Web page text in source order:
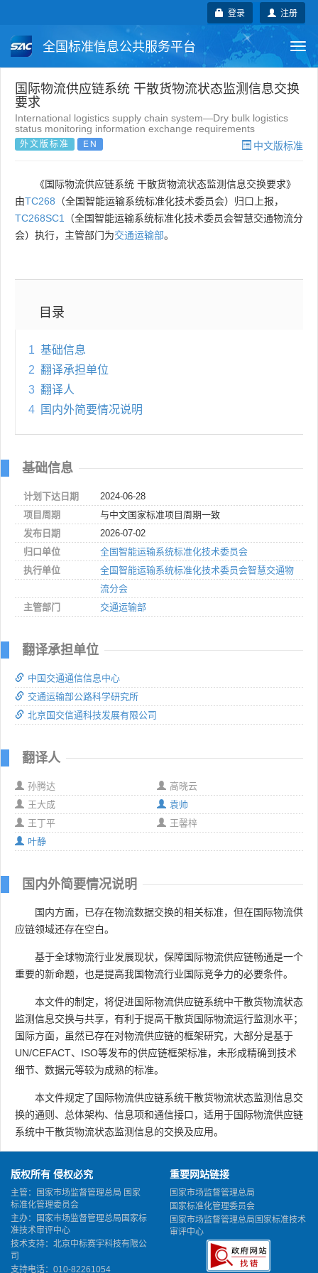
注册
登录
全国标准信息公共服务平台
国家标准 行业标准 地方标准
团体标准 企业标准 国际标准
国际物流供应链系统 干散货物流状态监测信息交换
要求
International logistics supply chain system—Dry bulk logistics
status monitoring information exchange requirements
外文版标准 EN 中文版标准
《国际物流供应链系统 干散货物流状态监测信息交换要求》
由TC268 （全国智能运输系统标准化技术委员会）归口上报，
TC268SC1
（全国智能运输系统标准化技术委员会智慧交通物流分
会）执行，主管部门为交通运输部。
目录
1 基础信息
2 翻译承担单位
3 翻译人
4
国内外简要情况说明
基础信息
计划下达日期
2024-06-28
项目周期
与中文国家标准项目周期一致
发布日期
2026-07-02
归口单位
全国智能运输系统标准化技术委员会
执行单位
全国智能运输系统标准化技术委员会智慧交通物
流分会
主管部门
交通运输部
翻译承担单位
中国交通通信信息中心
交通运输部公路科学研究所
北京国交信通科技发展有限公司
翻译人
孙腾达
高晓云
王大成
袁帅
王丁平
王馨梓
叶静
国内外简要情况说明
国内方面，已存在物流数据交换的相关标准，但在国际物流供
应链领域还存在空白。
基于全球物流行业发展现状，保障国际物流供应链畅通是一个
重要的新命题，也是提高我国物流行业国际竞争力的必要条件。
本文件的制定，将促进国际物流供应链系统中干散货物流状态
监测信息交换与共享，有利于提高干散货国际物流运行监测水平；
国际方面，虽然已存在对物流供应链的框架研究，大部分是基于
UN/CEFACT、ISO等发布的供应链框架标准，未形成精确到技术
细节、数据元等较为成熟的标准。
本文件规定了国际物流供应链系统干散货物流状态监测信息交
换的通则、总体架构、信息项和通信接口，适用于国际物流供应链
系统中干散货物流状态监测信息的交换及应用。
版权所有 侵权必究
主管：国家市场监督管理总局 国家
标准化管理委员会
主办：国家市场监督管理总局国家标
准技术审评中心
技术支持：北京中标赛宇科技有限公
司
支持电话：010-82261054
重要网站链接
国家市场监督管理总局
国家标准化管理委员会
国家市场监督管理总局国家标准技术
审评中心